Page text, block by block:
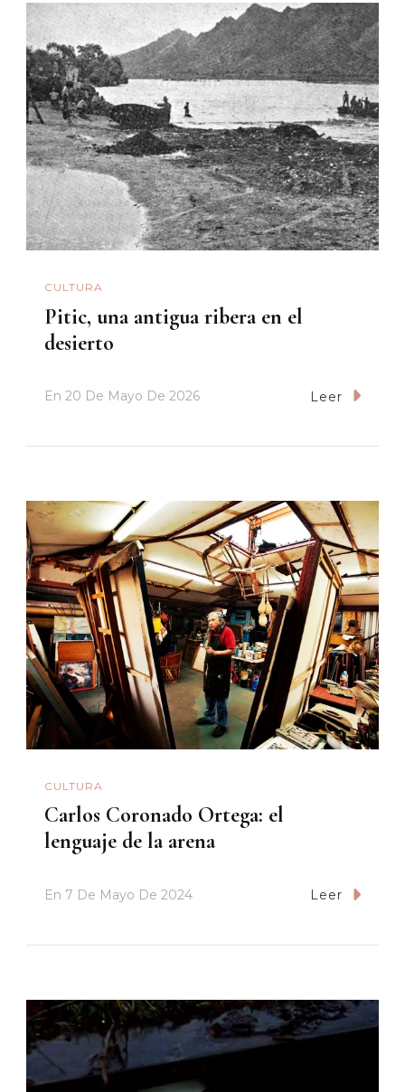
CULTURA
Pitic, una antigua ribera en el
desierto
En 20 De Mayo De 2026 Leer
CULTURA
Carlos Coronado Ortega: el
lenguaje de la arena
En 7 De Mayo De 2024 Leer